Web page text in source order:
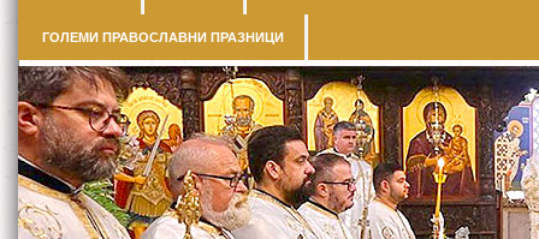
ГОЛЕМИ ПРАВОСЛАВНИ ПРАЗНИЦИ